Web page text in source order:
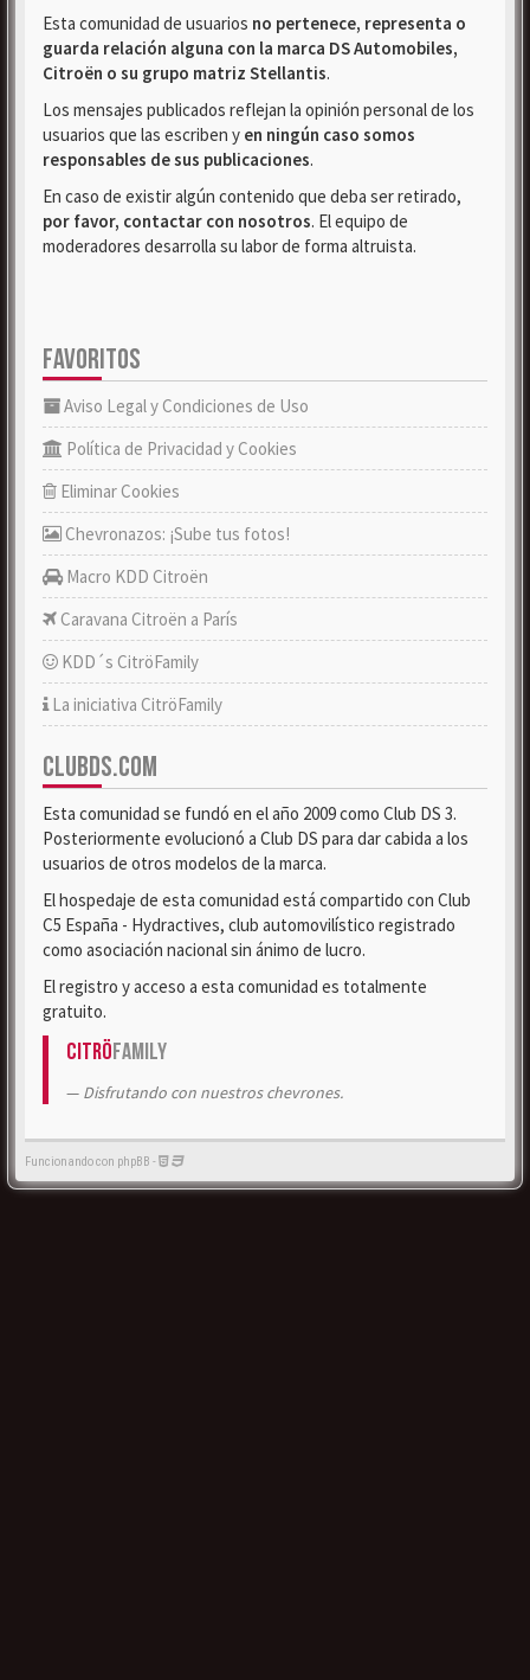
Esta comunidad de usuarios no pertenece, representa o
guarda relación alguna con la marca DS Automobiles,
Citroën o su grupo matriz Stellantis.
Los mensajes publicados reflejan la opinión personal de los
usuarios que las escriben y en ningún caso somos
responsables de sus publicaciones.
En caso de existir algún contenido que deba ser retirado,
por favor, contactar con nosotros. El equipo de
moderadores desarrolla su labor de forma altruista.
FAVORITOS
Aviso Legal y Condiciones de Uso
Política de Privacidad y Cookies
Eliminar Cookies
Chevronazos: ¡Sube tus fotos!
Macro KDD Citroën
Caravana Citroën a París
KDD´s CitröFamily
La iniciativa CitröFamily
CLUBDS.COM
Esta comunidad se fundó en el año 2009 como Club DS 3.
Posteriormente evolucionó a Club DS para dar cabida a los
usuarios de otros modelos de la marca.
El hospedaje de esta comunidad está compartido con Club
C5 España - Hydractives, club automovilístico registrado
como asociación nacional sin ánimo de lucro.
El registro y acceso a esta comunidad es totalmente
gratuito.
CitröFamily
Disfrutando con nuestros chevrones.
Funcionando con phpBB -